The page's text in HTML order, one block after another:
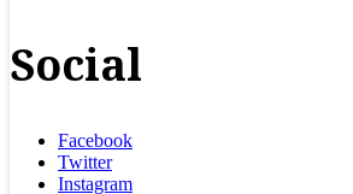
Social
Facebook
Twitter
Instagram